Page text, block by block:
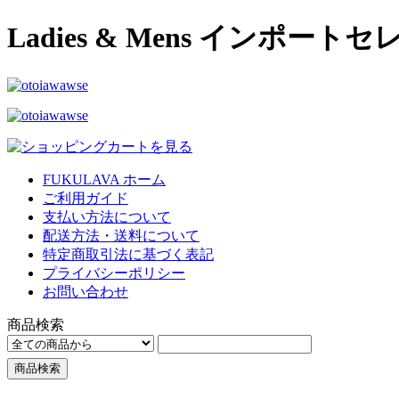
Ladies & Mens インポートセ
FUKULAVA ホーム
ご利用ガイド
支払い方法について
配送方法・送料について
特定商取引法に基づく表記
プライバシーポリシー
お問い合わせ
商品検索